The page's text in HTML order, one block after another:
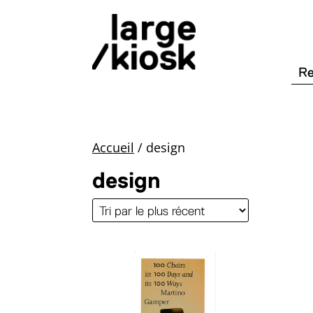
Accueil / design
design